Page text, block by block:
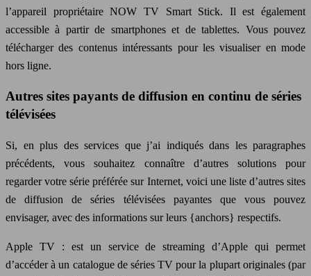
l’appareil propriétaire NOW TV Smart Stick. Il est également
accessible à partir de smartphones et de tablettes. Vous pouvez
télécharger des contenus intéressants pour les visualiser en mode
hors ligne.
Autres sites payants de diffusion en continu de séries
télévisées
Si, en plus des services que j’ai indiqués dans les paragraphes
précédents, vous souhaitez connaître d’autres solutions pour
regarder votre série préférée sur Internet, voici une liste d’autres sites
de diffusion de séries télévisées payantes que vous pouvez
envisager, avec des informations sur leurs {anchors} respectifs.
Apple TV : est un service de streaming d’Apple qui permet
d’accéder à un catalogue de séries TV pour la plupart originales (par